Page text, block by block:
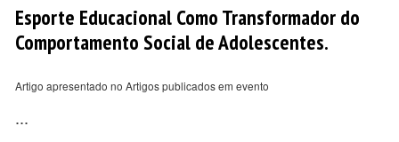
Esporte Educacional Como Transformador do
Comportamento Social de Adolescentes.
Artigo apresentado no Artigos publicados em evento
...